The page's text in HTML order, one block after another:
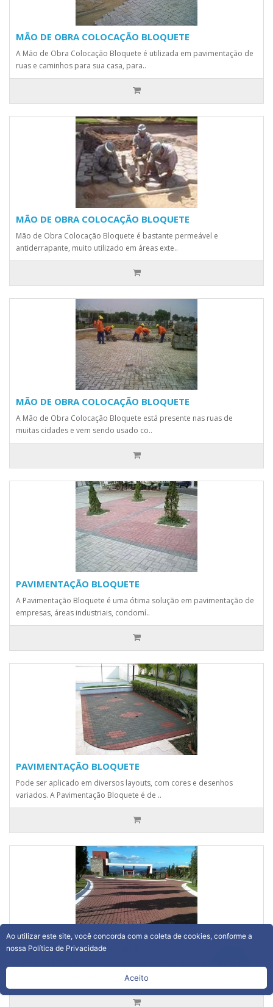
MÃO DE OBRA COLOCAÇÃO BLOQUETE
A Mão de Obra Colocação Bloquete é utilizada em pavimentação de
ruas e caminhos para sua casa, para..
MÃO DE OBRA COLOCAÇÃO BLOQUETE
Mão de Obra Colocação Bloquete é bastante permeável e
antiderrapante, muito utilizado em áreas exte..
MÃO DE OBRA COLOCAÇÃO BLOQUETE
A Mão de Obra Colocação Bloquete está presente nas ruas de
muitas cidades e vem sendo usado co..
PAVIMENTAÇÃO BLOQUETE
A Pavimentação Bloquete é uma ótima solução em pavimentação de
empresas, áreas industriais, condomí..
PAVIMENTAÇÃO BLOQUETE
Pode ser aplicado em diversos layouts, com cores e desenhos
variados. A Pavimentação Bloquete é de ..
PAVIMENTAÇÃO BLOQUETE
A Pavimentação Bloquete com preenchimento das juntas com areia,
pedrisco ou pó de pedra. Estas junt..
Ao utilizar este site, você concorda com a coleta de cookies, conforme a
nossa Política de Privacidade
Aceito